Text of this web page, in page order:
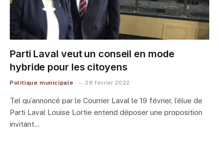
Parti Laval veut un conseil en mode
hybride pour les citoyens
Politique municipale 28 février 2022
Tel qu’annoncé par le Courrier Laval le 19 février, l’élue de
Parti Laval Louise Lortie entend déposer une proposition
invitant…